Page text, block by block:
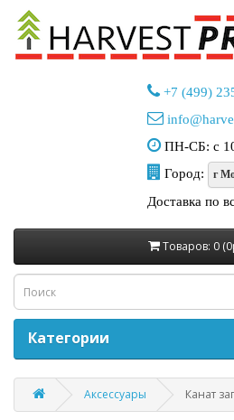
+7 (499)
ПН-СБ: с
Город:
г
Доставка по
Товаров: 0
Категории
Аксессуары Канат